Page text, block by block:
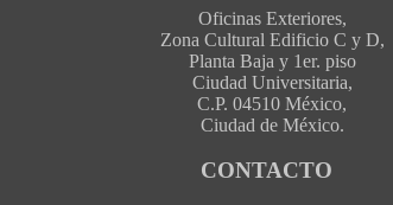
Oficinas Exteriores,
Zona Cultural Edificio C y D,
Planta Baja y 1er. piso
Ciudad Universitaria,
C.P. 04510 México,
Ciudad de México.
CONTACTO